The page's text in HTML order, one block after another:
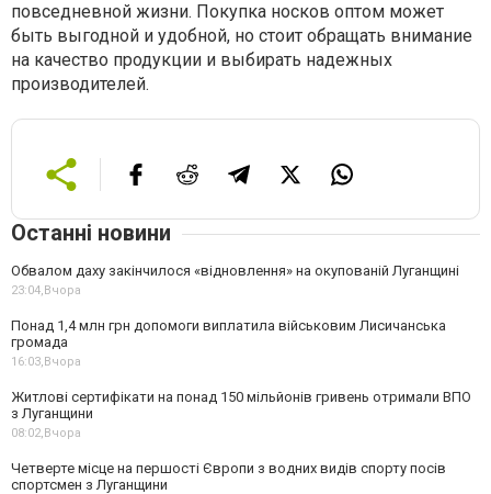
повседневной жизни. Покупка носков оптом может
быть выгодной и удобной, но стоит обращать внимание
на качество продукции и выбирать надежных
производителей.
Останні новини
Обвалом даху закінчилося «відновлення» на окупованій Луганщині
23:04,Вчора
Понад 1,4 млн грн допомоги виплатила військовим Лисичанська
громада
16:03,Вчора
Житлові сертифікати на понад 150 мільйонів гривень отримали ВПО
з Луганщини
08:02,Вчора
Четверте місце на першості Європи з водних видів спорту посів
спортсмен з Луганщини